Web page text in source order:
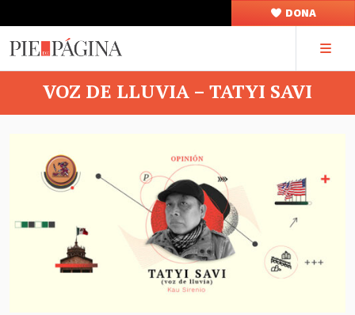
DONA
VOZ DE LLUVIA – TATYI SAVI